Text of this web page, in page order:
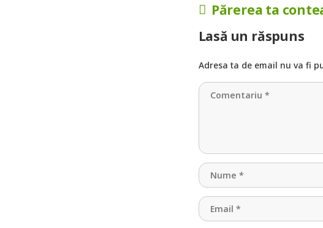
Părerea ta
Lasă un răspuns
Adresa ta de email nu va fi